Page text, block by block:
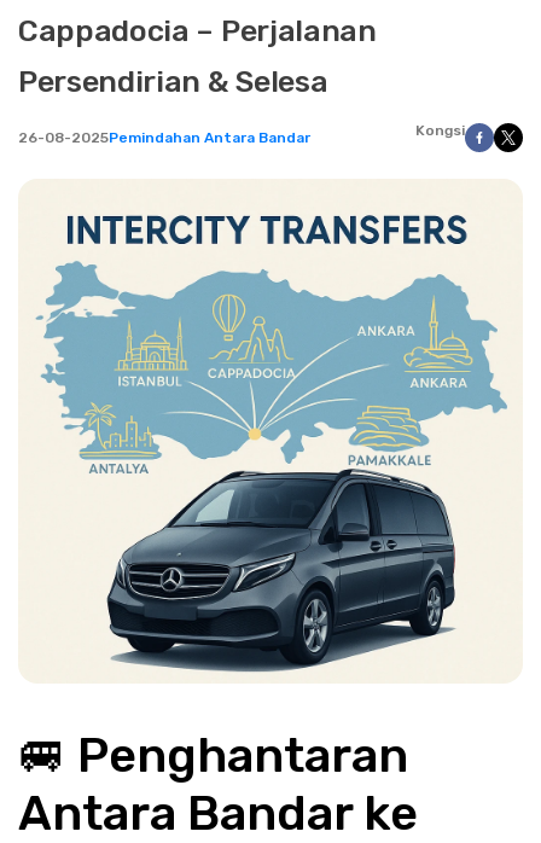
Cappadocia – Perjalanan
Persendirian & Selesa
26-08-2025Pemindahan Antara Bandar Kongsi
🚐 Penghantaran
Antara Bandar ke